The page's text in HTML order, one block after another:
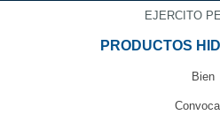
EJERCITO
PRODUCTOS
Bien